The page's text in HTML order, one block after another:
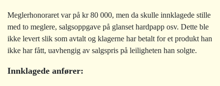
Meglerhonoraret var på kr 80 000, men da skulle innklagede stille
med to meglere, salgsoppgave på glanset hardpapp osv. Dette ble
ikke levert slik som avtalt og klagerne har betalt for et produkt han
ikke har fått, uavhengig av salgspris på leiligheten han solgte.
Innklagede anfører: